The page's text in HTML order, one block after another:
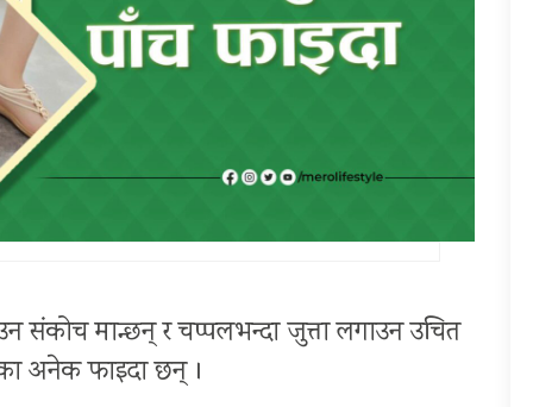
संकोच मान्छन् र चप्पलभन्दा जुत्ता लगाउन उचित
अनेक फाइदा छन् ।